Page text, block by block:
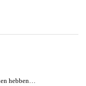
hebben…